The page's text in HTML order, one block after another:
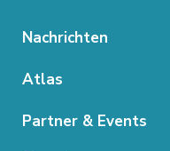
Nachrichten
Atlas
Partner & Events